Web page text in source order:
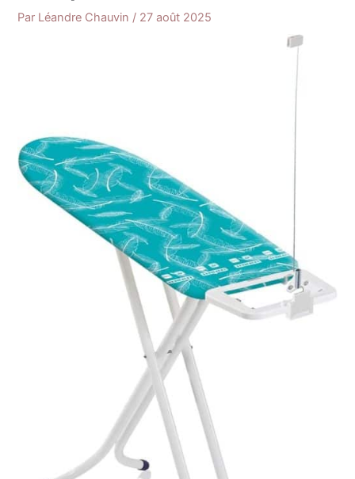
Par Léandre Chauvin / 27 août 2025